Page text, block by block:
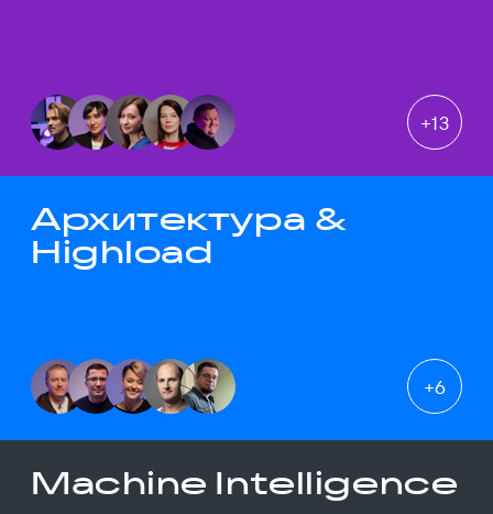
+13
Архитектура &
Highload
+6
Machine Intelligence